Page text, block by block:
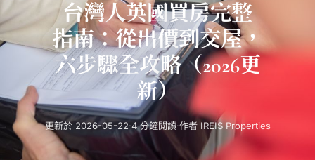
台灣人英國買房完整
指南：從出價到交屋，
六步驟全攻略（2026更
新）
更新於 2026-05-22·4 分鐘閱讀·作者 IREIS Properties